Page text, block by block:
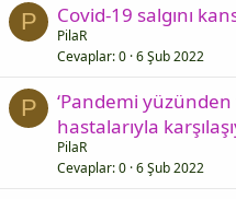
P Covid-19 salgını
PilaR
Cevaplar 0 6 Şub 2022
P
‘Pandemi
hastalarıyla
PilaR
Cevaplar 0 6 Şub 2022